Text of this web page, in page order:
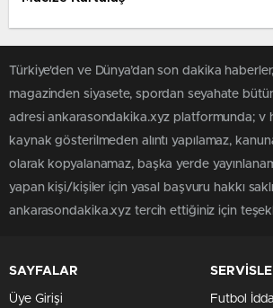
Türkiye'den ve Dünya’dan son dakika haberler,
magazinden siyasete, spordan seyahate
adresi ankarasondakika.xyz platformunda; v
kaynak gösterilmeden alıntı yapılamaz,
olarak kopyalanamaz, başka yerde
yapan kişi/kişiler için yasal başvuru hakkı
ankarasondakika.xyz tercih ettiğiniz için
SAYFALAR
Üye Girişi Futbol